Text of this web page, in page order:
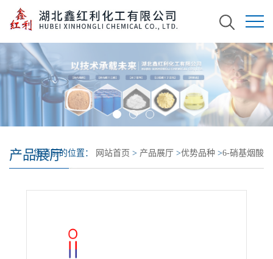
产品展厅
您当前的位置： 网站首页 > 产品展厅 >优势品种 >6-硝基烟酸